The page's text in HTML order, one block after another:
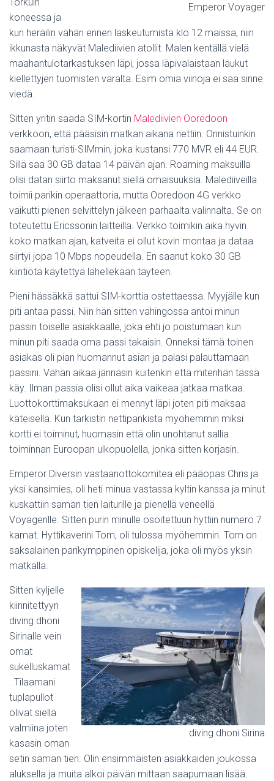
Emperor Voyager
Torkuin
koneessa ja
kun heräilin vähän ennen laskeutumista klo 12 maissa, niin
ikkunasta näkyvät Malediivien atollit. Malen kentällä vielä
maahantulotarkastuksen läpi, jossa läpivalaistaan laukut
kiellettyjen tuomisten varalta. Esim omia viinoja ei saa sinne
viedä.
Sitten yritin saada SIM-kortin Malediivien Ooredoon
verkkoon, että pääsisin matkan aikana nettiin. Onnistuinkin
saamaan turisti-SIMmin, joka kustansi 770 MVR eli 44 EUR.
Sillä saa 30 GB dataa 14 päivän ajan. Roaming maksuilla
olisi datan siirto maksanut siellä omaisuuksia. Malediiveilla
toimii parikin operaattoria, mutta Ooredoon 4G verkko
vaikutti pienen selvittelyn jälkeen parhaalta valinnalta. Se on
toteutettu Ericssonin laitteilla. Verkko toimikin aika hyvin
koko matkan ajan, katveita ei ollut kovin montaa ja dataa
siirtyi jopa 10 Mbps nopeudella. En saanut koko 30 GB
kiintiötä käytettyä lähellekään täyteen.
Pieni hässäkkä sattui SIM-korttia ostettaessa. Myyjälle kun
piti antaa passi. Niin hän sitten vahingossa antoi minun
passin toiselle asiakkaalle, joka ehti jo poistumaan kun
minun piti saada oma passi takaisin. Onneksi tämä toinen
asiakas oli pian huomannut asian ja palasi palauttamaan
passini. Vähän aikaa jännäsin kuitenkin että mitenhän tässä
käy. Ilman passia olisi ollut aika vaikeaa jatkaa matkaa.
Luottokorttimaksukaan ei mennyt läpi joten piti maksaa
käteisellä. Kun tarkistin nettipankista myöhemmin miksi
kortti ei toiminut, huomasin että olin unohtanut sallia
toiminnan Euroopan ulkopuolella, jonka sitten korjasin.
Emperor Diversin vastaanottokomitea eli pääopas Chris ja
yksi kansimies, oli heti minua vastassa kyltin kanssa ja minut
kuskattiin saman tien laiturille ja pienellä veneellä
Voyagerille. Sitten purin minulle osoitettuun hyttiin numero 7
kamat. Hyttikaverini Tom, oli tulossa myöhemmin. Tom on
saksalainen parikymppinen opiskelija, joka oli myös yksin
matkalla.
diving dhoni Sirina
Sitten kyljelle
kiinnitettyyn
diving dhoni
Sirinalle vein
omat
sukelluskamat
. Tilaamani
tuplapullot
olivat siellä
valmiina joten
kasasin oman
setin saman tien. Olin ensimmäisten asiakkaiden joukossa
aluksella ja muita alkoi päivän mittaan saapumaan lisää.